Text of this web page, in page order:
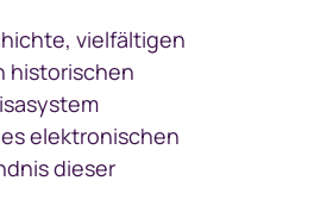
vielfältigen
historischen
elektronischen
dieser